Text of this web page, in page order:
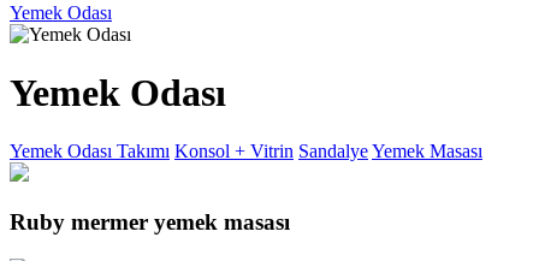
Yemek Odası
Yemek Odası
Yemek Odası Takımı Konsol + Vitrin SandalyeYemek Masası
Ruby mermer yemek masası